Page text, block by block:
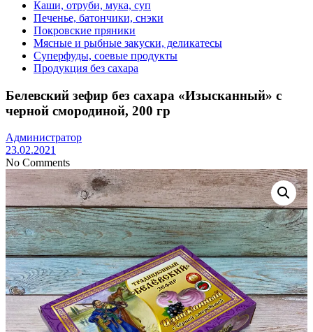
Каши, отруби, мука, суп
Печенье, батончики, снэки
Покровские пряники
Мясные и рыбные закуски, деликатесы
Суперфуды, соевые продукты
Продукция без сахара
Белевский зефир без сахара «Изысканный» с
черной смородиной, 200 гр
Администратор
23.02.2021
No Comments